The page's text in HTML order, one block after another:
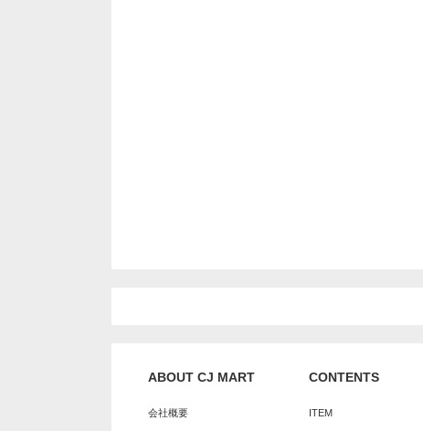
ABOUT CJ MART
会社概要
CONTENTS
ITEM